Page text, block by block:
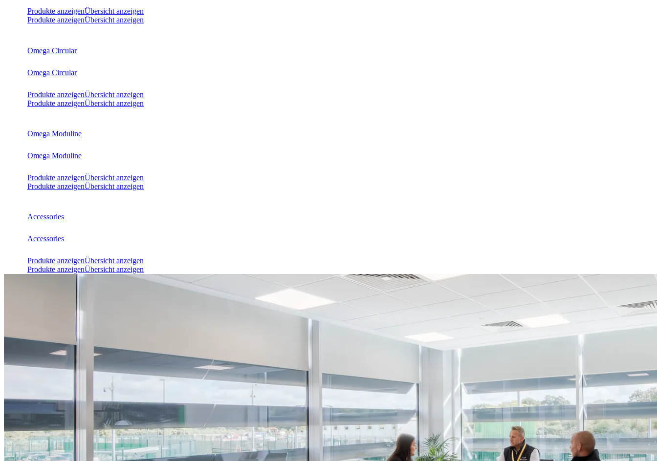
Produkte anzeigenÜbersicht anzeigen
Produkte anzeigenÜbersicht anzeigen
Omega Circular
Omega Circular
Produkte anzeigenÜbersicht anzeigen
Produkte anzeigenÜbersicht anzeigen
Omega Moduline
Omega Moduline
Produkte anzeigenÜbersicht anzeigen
Produkte anzeigenÜbersicht anzeigen
Accessories
Accessories
Produkte anzeigenÜbersicht anzeigen
Produkte anzeigenÜbersicht anzeigen